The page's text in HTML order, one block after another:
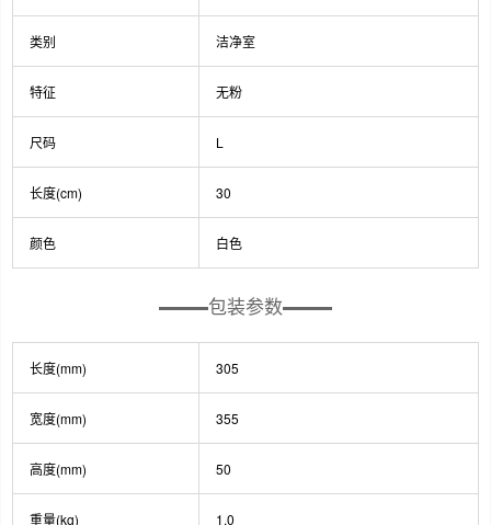
类别 洁净室
特征 无粉
尺码 L
长度(cm) 30
颜色 白色
包装参数
长度(mm) 305
宽度(mm) 355
高度(mm) 50
重量(kg) 1.0